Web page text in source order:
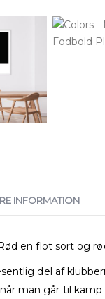
INFORMATION
en flot sort og
del af
man går til